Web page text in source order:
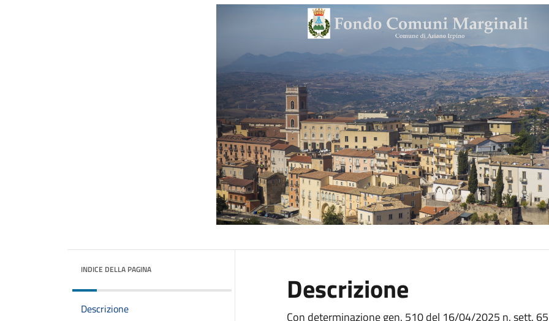
INDICE DELLA PAGINA
Descrizione
Descrizione
Con determinazione gen. 510 del 16/04/2025 n. sett.